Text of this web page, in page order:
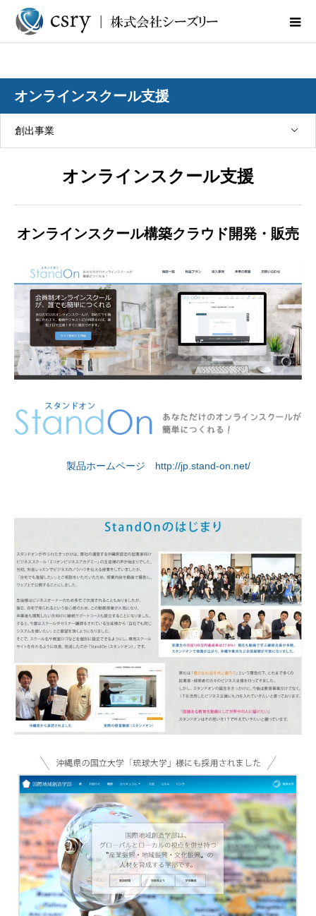
オンラインスクール支援
創出事業
オンラインスクール支援
オンラインスクール構築クラウド開発・販売
製品ホームページ http://jp.stand-on.net/